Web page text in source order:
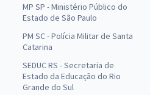
MP SP - Ministério Público do
Estado de São Paulo
PM SC - Polícia Militar de Santa
Catarina
SEDUC RS - Secretaria de
Estado da Educação do Rio
Grande do Sul